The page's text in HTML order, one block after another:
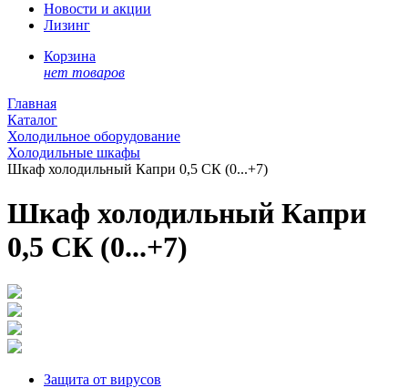
Новости и акции
Лизинг
Корзина
нет товаров
Главная
Каталог
Холодильное оборудование
Холодильные шкафы
Шкаф холодильный Капри 0,5 СК (0...+7)
Шкаф холодильный Капри
0,5 СК (0...+7)
Защита от вирусов